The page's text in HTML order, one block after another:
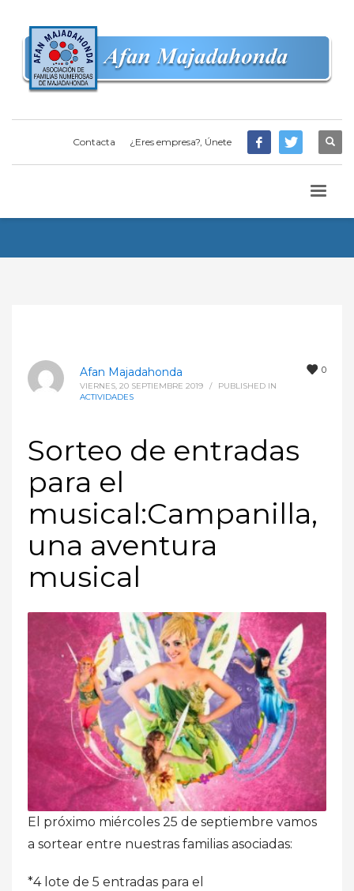
Contacta ¿Eres empresa?, Únete
0
Afan Majadahonda
VIERNES, 20 SEPTIEMBRE 2019 /
PUBLISHED IN
ACTIVIDADES
Sorteo de entradas
para el
musical:Campanilla,
una aventura
musical
El próximo miércoles 25 de septiembre vamos
a sortear entre nuestras familias asociadas:
*4 lote de 5 entradas para el